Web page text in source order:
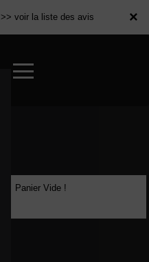
×
>> voir la liste des avis ×
Panier Vide !